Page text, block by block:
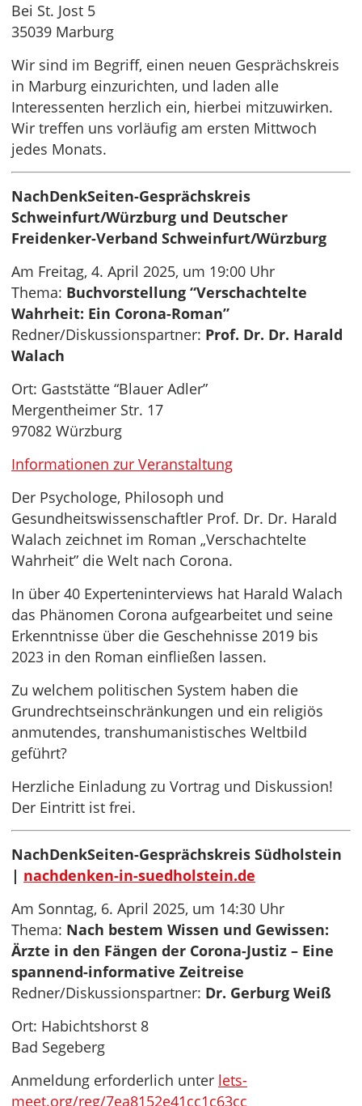
Bei St. Jost 5
35039 Marburg
Wir sind im Begriff, einen neuen Gesprächskreis
in Marburg einzurichten, und laden alle
Interessenten herzlich ein, hierbei mitzuwirken.
Wir treffen uns vorläufig am ersten Mittwoch
jedes Monats.
NachDenkSeiten-Gesprächskreis
Schweinfurt/Würzburg und Deutscher
Freidenker-Verband Schweinfurt/Würzburg
Am Freitag, 4. April 2025, um 19:00 Uhr
Thema: Buchvorstellung “Verschachtelte
Wahrheit: Ein Corona-Roman”
Redner/Diskussionspartner: Prof. Dr. Dr. Harald
Walach
Ort: Gaststätte “Blauer Adler”
Mergentheimer Str. 17
97082 Würzburg
Informationen zur Veranstaltung
Der Psychologe, Philosoph und
Gesundheitswissenschaftler Prof. Dr. Dr. Harald
Walach zeichnet im Roman „Verschachtelte
Wahrheit” die Welt nach Corona.
In über 40 Experteninterviews hat Harald Walach
das Phänomen Corona aufgearbeitet und seine
Erkenntnisse über die Geschehnisse 2019 bis
2023 in den Roman einfließen lassen.
Zu welchem politischen System haben die
Grundrechtseinschränkungen und ein religiös
anmutendes, transhumanistisches Weltbild
geführt?
Herzliche Einladung zu Vortrag und Diskussion!
Der Eintritt ist frei.
NachDenkSeiten-Gesprächskreis Südholstein
| nachdenken-in-suedholstein.de
Am Sonntag, 6. April 2025, um 14:30 Uhr
Thema: Nach bestem Wissen und Gewissen:
Ärzte in den Fängen der Corona-Justiz – Eine
spannend-informative Zeitreise
Redner/Diskussionspartner: Dr. Gerburg Weiß
Ort: Habichtshorst 8
Bad Segeberg
Anmeldung erforderlich unter lets-
meet.org/reg/7ea8152e41cc1c63cc